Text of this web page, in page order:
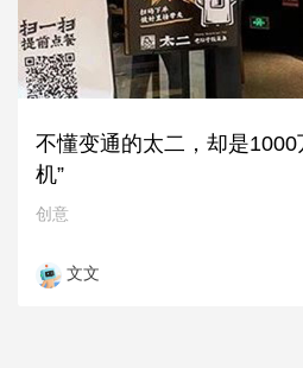
不懂变通的太二，却是1000
机”
创意
文文